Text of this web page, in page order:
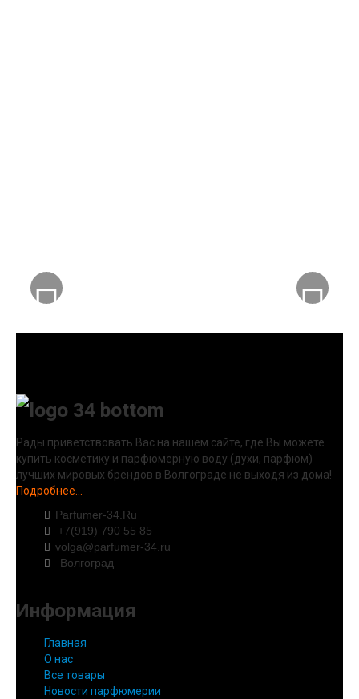
Рады приветствовать Вас на нашем сайте, где Вы можете
купить косметику и парфюмерную воду (духи, парфюм)
лучших мировых брендов в Волгограде не выходя из дома!
Подробнее...
Parfumer-34.Ru
+7(919) 790 55 85
volga@parfumer-34.ru
Волгоград
Информация
Главная
О нас
Все товары
Новости парфюмерии